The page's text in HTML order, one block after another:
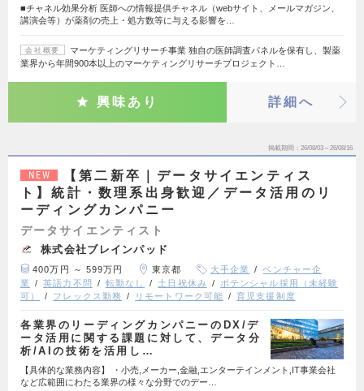
■チャネル効果分析 医師への情報提供チャネル（webサイト、メールマガジン、
講演会等）が薬剤の売上・処方数等に与える影響を…
会社概要
マーケティングリサーチ事業 独自の医師調査パネルを保有し、製薬
業界から年間900本以上のマーケティングリサーチプロジェクト…
興味あり 詳細へ
掲載期間 26/08/03～26/08/16
NEW
【第二新卒｜データサイエンティス
ト】統計・数理系出身歓迎／データ活用のリ
ーディングカンパニー
データサイエンティスト
株式会社ブレインパッド
400万円 ～ 599万円 東京都 大手企業
ベンチャー企
業
英語力不問 転勤なし 土日祝休み
ポテンシャル採用（未経験
可）
フレックス勤務 リモートワーク可能 育児支援制度
各業界のリーディングカンパニーのDX/デ
ータ活用に関する課題に対して、データ分
析/AIの技術を活用し…
【具体的な業務内容】 ・小売,メーカー,金融,エンターテインメント,IT事業会社
など広範囲にわたる業界の様々な分野でのデー…